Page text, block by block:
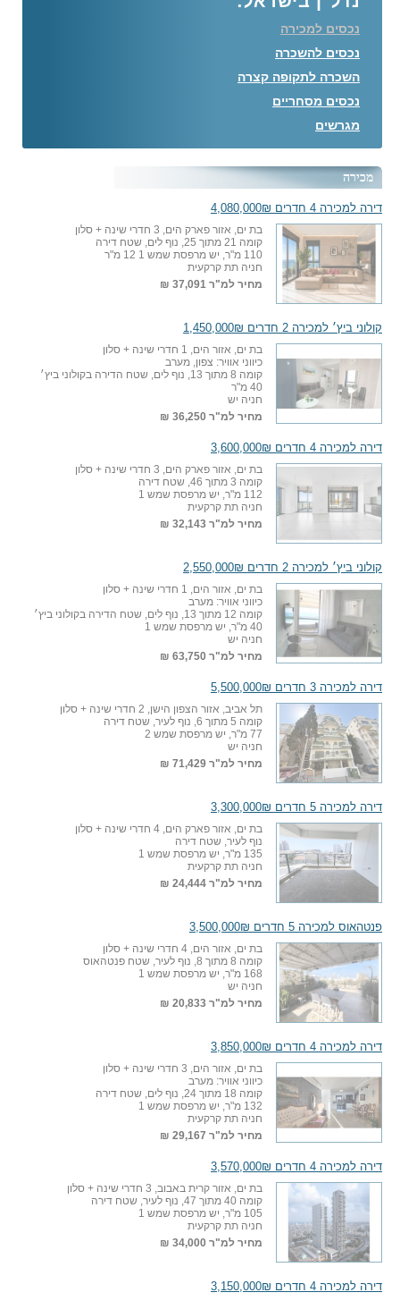
נכסים למכירה
נכסים להשכרה
השכרה לתקופה קצרה
נכסים מסחריים
מגרשים
מכירה
דירה למכירה 4 חדרים 4,080,000₪
בת ים, אזור פארק הים, 3 חדרי שינה + סלון
קומה 21 מתוך 25, נוף לים, שטח דירה
110 מ"ר, יש מרפסת שמש 1 12 מ"ר
חניה תת קרקעית
מחיר למ"ר 37,091 ₪
קולוני ביץ׳ למכירה 2 חדרים 1,450,000₪
בת ים, אזור הים, 1 חדרי שינה + סלון
כיווני אוויר: צפון, מערב
קומה 8 מתוך 13, נוף לים, שטח הדירה בקולוני ביץ׳
40 מ"ר
חניה יש
מחיר למ"ר 36,250 ₪
דירה למכירה 4 חדרים 3,600,000₪
בת ים, אזור פארק הים, 3 חדרי שינה + סלון
קומה 3 מתוך 46, שטח דירה
112 מ"ר, יש מרפסת שמש 1
חניה תת קרקעית
מחיר למ"ר 32,143 ₪
קולוני ביץ׳ למכירה 2 חדרים 2,550,000₪
בת ים, אזור הים, 1 חדרי שינה + סלון
כיווני אוויר: מערב
קומה 12 מתוך 13, נוף לים, שטח הדירה בקולוני ביץ׳
40 מ"ר, יש מרפסת שמש 1
חניה יש
מחיר למ"ר 63,750 ₪
דירה למכירה 3 חדרים 5,500,000₪
תל אביב, אזור הצפון הישן, 2 חדרי שינה + סלון
קומה 5 מתוך 6, נוף לעיר, שטח דירה
77 מ"ר, יש מרפסת שמש 2
חניה יש
מחיר למ"ר 71,429 ₪
דירה למכירה 5 חדרים 3,300,000₪
בת ים, אזור פארק הים, 4 חדרי שינה + סלון
נוף לעיר, שטח דירה
135 מ"ר, יש מרפסת שמש 1
חניה תת קרקעית
מחיר למ"ר 24,444 ₪
פנטהאוס למכירה 5 חדרים 3,500,000₪
בת ים, אזור הים, 4 חדרי שינה + סלון
קומה 8 מתוך 8, נוף לעיר, שטח פנטהאוס
168 מ"ר, יש מרפסת שמש 1
חניה יש
מחיר למ"ר 20,833 ₪
דירה למכירה 4 חדרים 3,850,000₪
בת ים, אזור הים, 3 חדרי שינה + סלון
כיווני אוויר: מערב
קומה 18 מתוך 24, נוף לים, שטח דירה
132 מ"ר, יש מרפסת שמש 1
חניה תת קרקעית
מחיר למ"ר 29,167 ₪
דירה למכירה 4 חדרים 3,570,000₪
בת ים, אזור קרית באבוב, 3 חדרי שינה + סלון
קומה 40 מתוך 47, נוף לעיר, שטח דירה
105 מ"ר, יש מרפסת שמש 1
חניה תת קרקעית
מחיר למ"ר 34,000 ₪
דירה למכירה 4 חדרים 3,150,000₪